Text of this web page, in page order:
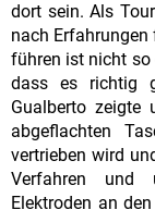
dort sein. Als
nach
führen ist nicht so
dass es richtig
Gualberto zeigte
abgeflachten
vertrieben wird
Verfahren und
Elektroden an